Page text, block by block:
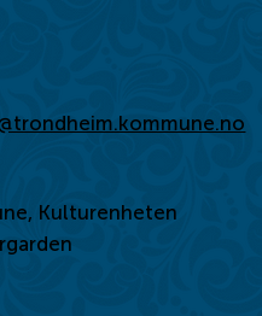
Kulturenheten